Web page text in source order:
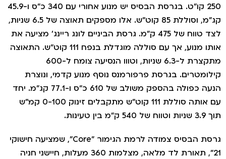
250 קו"ט. בגרסת הבסיס יש מנוע אחורי עם 340 כ"ס ו-45.9
קג"מ, וסוללת 85 קוט"ש. אלו מספקים תאוצה של 6.5 שניות,
לצד טווח של 475 ק"מ. גרסת הביניים לונג ריינג' מציעה את
אותו מנוע, אך עם סוללה מוגדלת בנפח 111 קוט"ש. התאוצה
מתקצרת ל-6.3 שניות, וטווו הנסיעה צומח ל-600
קילומטרים. בגרסת פרפורמנס נוסף מנוע קדמי, ונוצרת
הנעה כפולה בהספק משולב של 610 כ"ס ו-77.1 קג"מ. יחד
עם אותה סוללת 111 קוט"ש מתקבלים זינוק 0-100 קמ"ש
תוך 3.9 שניות וטווח של 540 ק"מ בין טעינות.
גרסת הבסיס צמודה לרמת הגימור "Core", שמציעה חישוקי
21", תאורת לד מלאה, מצלמות 360 מעלות, חיישני חניה